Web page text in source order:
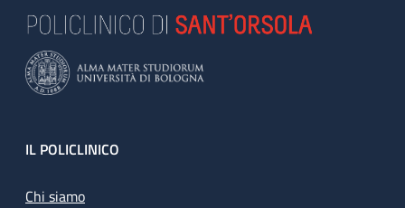
Footer
IL POLICLINICO
Chi siamo